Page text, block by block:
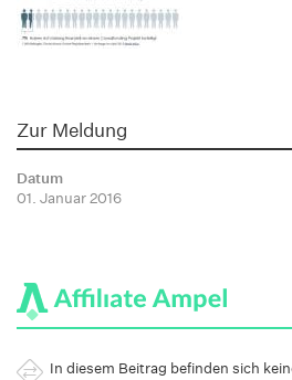
Zur Meldung
Datum
01. Januar 2016
In diesem Beitrag befinden sich